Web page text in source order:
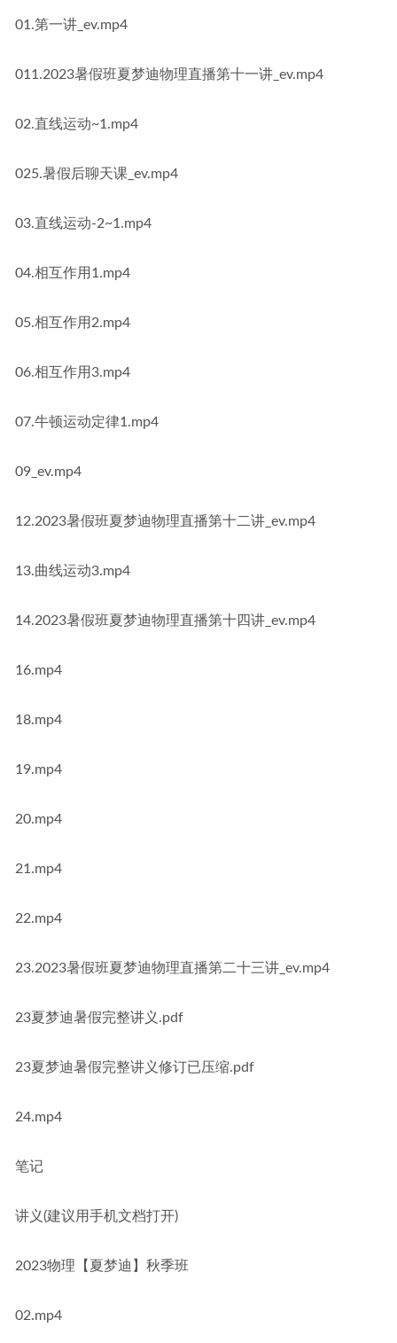
01.第一讲_ev.mp4
011.2023暑假班夏梦迪物理直播第十一讲_ev.mp4
02.直线运动~1.mp4
025.暑假后聊天课_ev.mp4
03.直线运动-2~1.mp4
04.相互作用1.mp4
05.相互作用2.mp4
06.相互作用3.mp4
07.牛顿运动定律1.mp4
09_ev.mp4
12.2023暑假班夏梦迪物理直播第十二讲_ev.mp4
13.曲线运动3.mp4
14.2023暑假班夏梦迪物理直播第十四讲_ev.mp4
16.mp4
18.mp4
19.mp4
20.mp4
21.mp4
22.mp4
23.2023暑假班夏梦迪物理直播第二十三讲_ev.mp4
23夏梦迪暑假完整讲义.pdf
23夏梦迪暑假完整讲义修订已压缩.pdf
24.mp4
笔记
讲义(建议用手机文档打开)
2023物理【夏梦迪】秋季班
02.mp4